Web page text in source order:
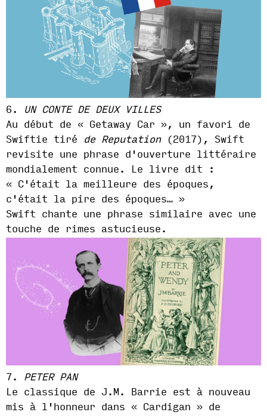
6.
UN CONTE DE DEUX VILLES
Au début de « Getaway Car », un favori de
Swiftie tiré
de Reputation(2017), Swift
revisite une phrase d'ouverture littéraire
mondialement connue. Le livre dit :
« C'était la meilleure des époques,
c'était la pire des époques… »
Swift chante une phrase similaire avec une
touche de rimes astucieuse.
7. PETER PAN
Le classique de J.M. Barrie est à nouveau
mis à l'honneur dans « Cardigan » de